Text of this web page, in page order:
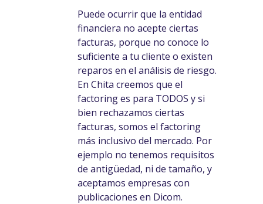
Puede ocurrir que la entidad
financiera no acepte ciertas
facturas, porque no conoce lo
suficiente a tu cliente o existen
reparos en el análisis de riesgo.
En Chita creemos que el
factoring es para TODOS y si
bien rechazamos ciertas
facturas, somos el factoring
más inclusivo del mercado. Por
ejemplo no tenemos requisitos
de antigüedad, ni de tamaño, y
aceptamos empresas con
publicaciones en Dicom.